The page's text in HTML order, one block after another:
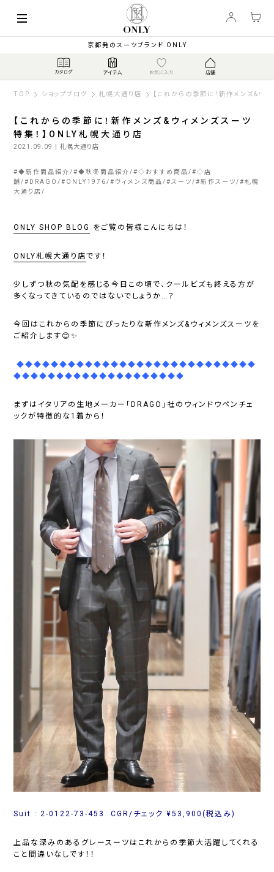
京都発のスーツブランド ONLY
TOP ショップブログ 札幌大通り店 【これからの季節に！新作メンズ&ウ
【これからの季節に！新作メンズ&ウィメンズスーツ
特集！】ONLY札幌大通り店
2021.09.09 | 札幌大通り店
#◆新作商品紹介 #◆秋冬商品紹介 #◇おすすめ商品 #◇店
舗 # DRAGO # ONLY1976 # ウィメンズ商品 # スーツ #新作スーツ #札幌
大通り店
ONLY SHOP BLOG をご覧の皆様こんにちは！
ONLY札幌大通り店です！
少しずつ秋の気配を感じる今日この頃で、クールビズも終える方が
多くなってきているのではないでしょうか…？
今回はこれからの季節にぴったりな新作メンズ&ウィメンズスーツを
ご紹介します😊✨
◆◆◆◆◆◆◆◆◆◆◆◆◆◆◆◆◆◆◆◆◆◆◆◆◆◆◆◆
◆◆◆◆◆◆◆◆◆◆◆◆◆◆◆◆◆◆◆◆
まずはイタリアの生地メーカー「DRAGO」社のウィンドウペンチェ
ックが特徴的な1着から！
Suit : 2-0122-73-453 CGR/チェック ¥53,900(税込み)
上品な深みのあるグレースーツはこれからの季節大活躍してくれる
こと間違いなしです！！